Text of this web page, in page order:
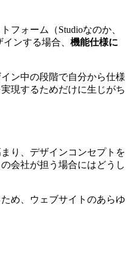
ォーム（Studioなのか、
ンする場合、 機能仕様に
ン中の段階で自分から仕様
現するためだけに生じがち
り、デザインコンセプトを
会社が担う場合にはどうし
め、ウェブサイトのあらゆ